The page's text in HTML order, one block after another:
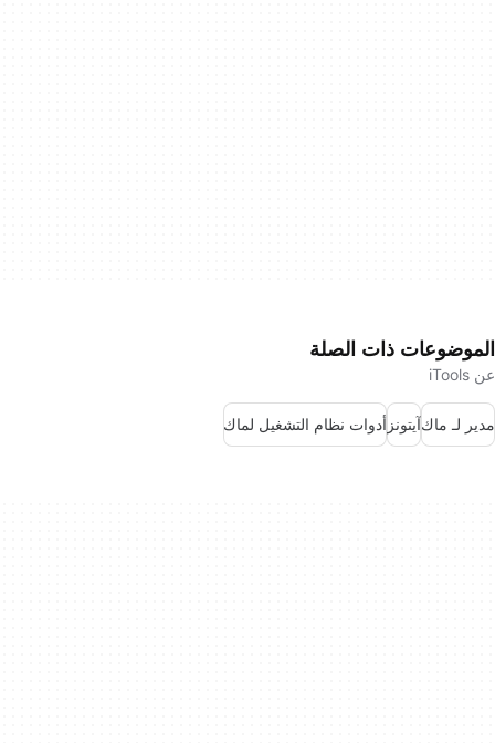
الموضوعات ذات الصلة
عن iTools
مدير لـ ماكآيتونز أدوات نظام التشغيل لماك